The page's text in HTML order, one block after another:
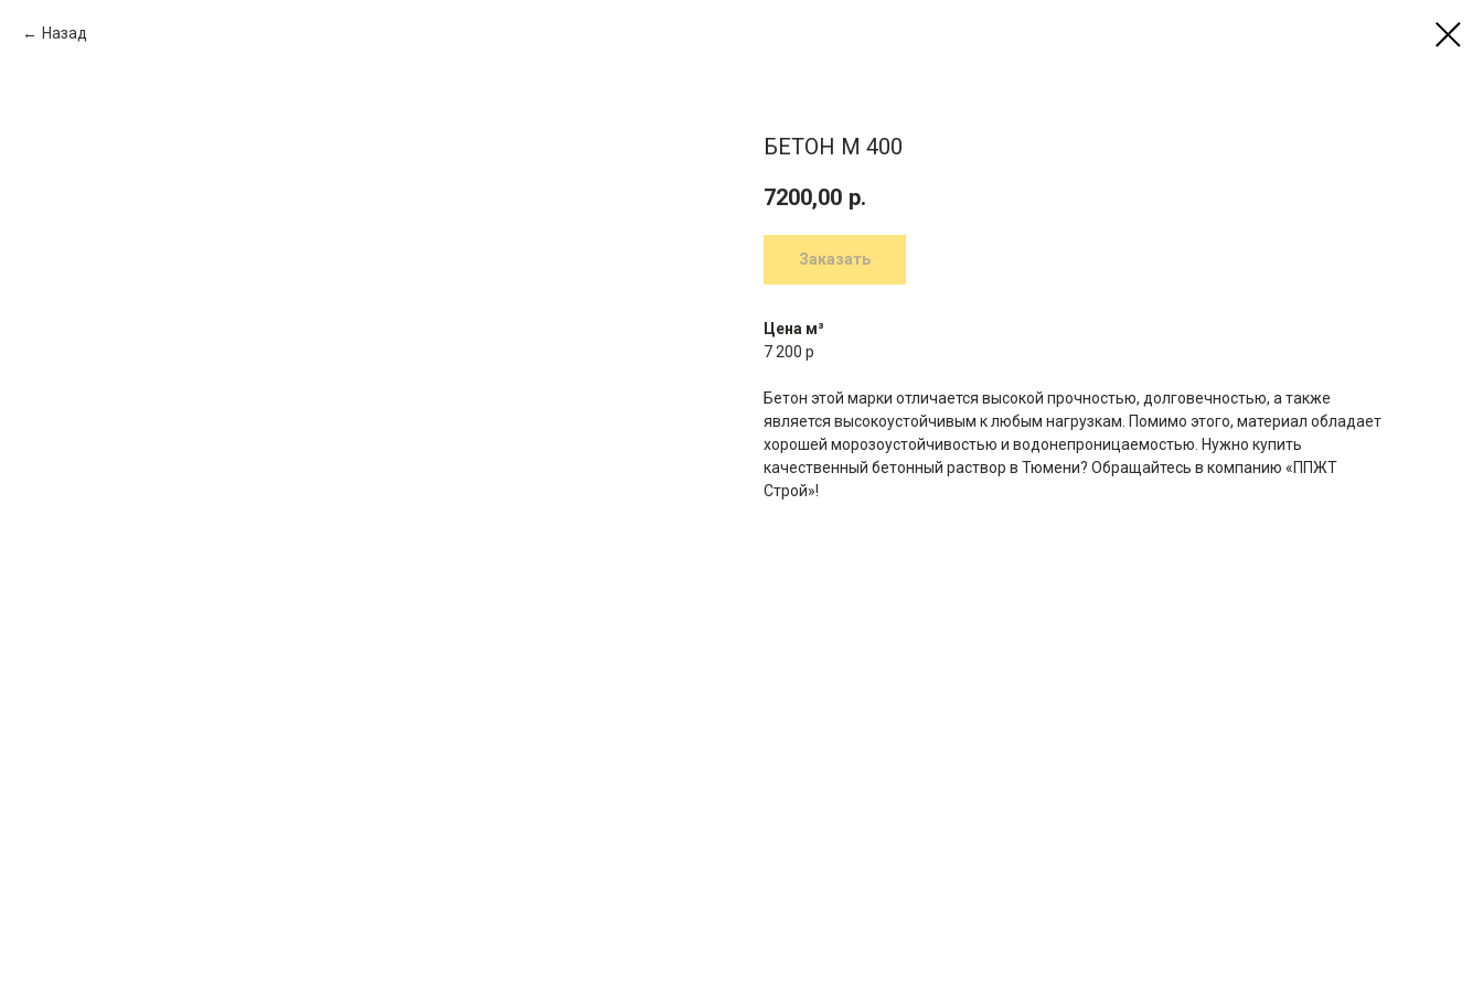
Назад
БЕТОН М 400
7200,00 р.
Заказать
Цена м³
7 200 р
Бетон этой марки отличается высокой прочностью, долговечностью, а также
является высокоустойчивым к любым нагрузкам. Помимо этого, материал обладает
хорошей морозоустойчивостью и водонепроницаемостью. Нужно купить
качественный бетонный раствор в Тюмени? Обращайтесь в компанию «ППЖТ
Строй»!